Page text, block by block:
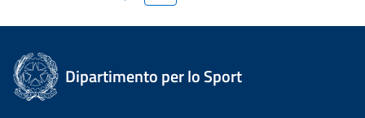
Dipartimento per lo Sport